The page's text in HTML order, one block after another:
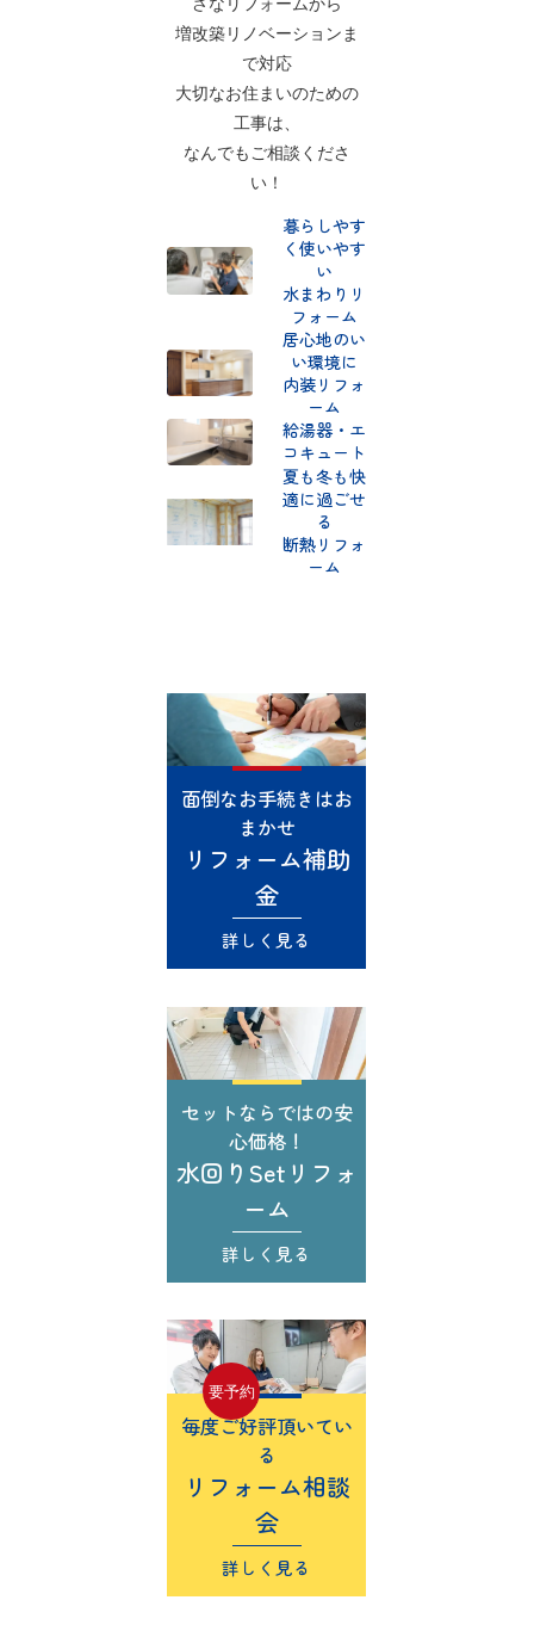
増改築リノベーションま
で対応
大切なお住まいのための
工事は、
なんでもご相談くださ
い！
暮らしやす
く使いやす
い
水まわりリ
フォーム
居心地のい
い環境に
内装リフォ
ーム
給湯器・エ
コキュート
夏も冬も快
適に過ごせ
る
断熱リフォ
ーム
面倒なお手続きはお
まかせ
リフォーム補助
金
詳しく見る
セットならではの安
心価格！
水回りSetリフォ
ーム
詳しく見る
要予約
毎度ご好評頂いてい
る
リフォーム相談
会
詳しく見る